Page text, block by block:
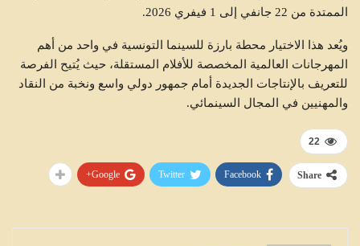
الممتدة من 22 جانفي إلى 1 فيفري 2026.
ويُعد هذا الاختيار محطة بارزة للسينما التونسية في واحد من أهم
المهرجانات العالمية المخصصة للأفلام المستقلة، حيث يُتيح الفرصة
للتعريف بالإنتاجات الجديدة أمام جمهور دولي واسع ونخبة من النقاد
والمهنيين في المجال السينمائي.
22
Share
Facebook
Twitter
Google+